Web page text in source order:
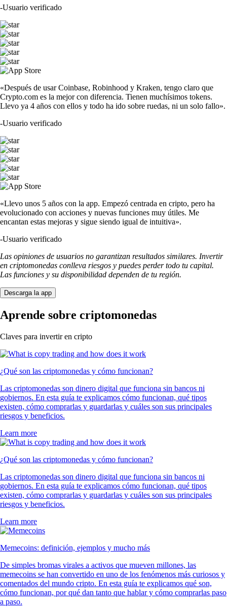
-Usuario verificado
«Después de usar Coinbase, Robinhood y Kraken, tengo claro que
Crypto.com es la mejor con diferencia. Tienen muchísimos tokens.
Llevo ya 4 años con ellos y todo ha ido sobre ruedas, ni un solo fallo».
-Usuario verificado
«Llevo unos 5 años con la app. Empezó centrada en cripto, pero ha
evolucionado con acciones y nuevas funciones muy útiles. Me
encantan estas mejoras y sigue siendo igual de intuitiva».
-Usuario verificado
Las opiniones de usuarios no garantizan resultados similares. Invertir
en criptomonedas conlleva riesgos y puedes perder todo tu capital.
Las funciones y su disponibilidad dependen de tu región.
Descarga la app
Aprende sobre criptomonedas
Claves para invertir en cripto
¿Qué son las criptomonedas y cómo funcionan?
Las criptomonedas son dinero digital que funciona sin bancos ni
gobiernos. En esta guía te explicamos cómo funcionan, qué tipos
existen, cómo comprarlas y guardarlas y cuáles son sus principales
riesgos y beneficios.
Learn more
¿Qué son las criptomonedas y cómo funcionan?
Las criptomonedas son dinero digital que funciona sin bancos ni
gobiernos. En esta guía te explicamos cómo funcionan, qué tipos
existen, cómo comprarlas y guardarlas y cuáles son sus principales
riesgos y beneficios.
Learn more
Memecoins: definición, ejemplos y mucho más
De simples bromas virales a activos que mueven millones, las
memecoins se han convertido en uno de los fenómenos más curiosos y
comentados del mundo cripto. En esta guía te explicamos qué son,
cómo funcionan, por qué dan tanto que hablar y cómo comprarlas paso
a paso.